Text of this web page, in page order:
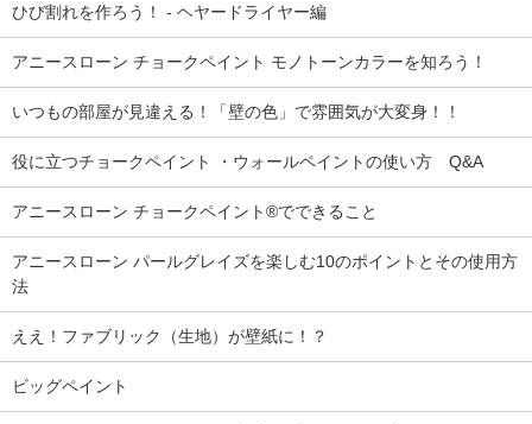
ひび割れを作ろう！ - ヘヤードライヤー編
アニースローン チョークペイント モノトーンカラーを知ろう！
いつもの部屋が見違える！「壁の色」で雰囲気が大変身！！
役に立つチョークペイント ・ウォールペイントの使い方 Q&A
アニースローン チョークペイント®でできること
アニースローン パールグレイズを楽しむ10のポイントとその使用方
法
ええ！ファブリック（生地）が壁紙に！？
ビッグペイント